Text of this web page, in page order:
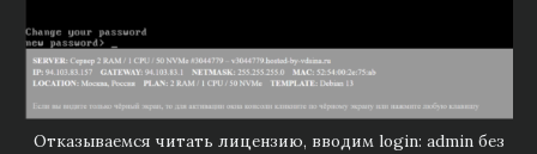
Отказываемся читать лицензию, вводим login: admin без